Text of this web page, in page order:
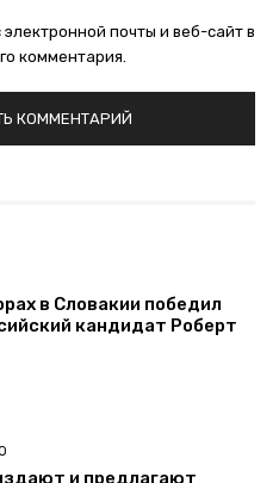
почты и веб-сайт в
комментария.
в Словакии победил
кандидат Роберт
и предлагают